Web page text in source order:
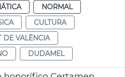
NORMAL
CULTURA
DE VALÈNCIA
DUDAMEL